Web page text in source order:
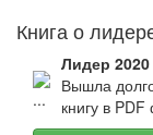
Книга о
Лидер 2020
Вышла
книгу в